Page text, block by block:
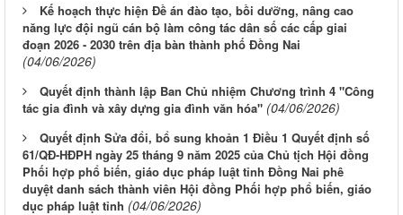
Kế hoạch thực hiện Đề án đào tạo, bồi dưỡng, nâng cao
năng lực đội ngũ cán bộ làm công tác dân số các cấp giai
đoạn 2026 - 2030 trên địa bàn thành phố Đồng Nai
(04/06/2026)
Quyết định thành lập Ban Chủ nhiệm Chương trình 4 "Công
tác gia đình và xây dựng gia đình văn hóa" (04/06/2026)
Quyết định Sửa đổi, bổ sung khoản 1 Điều 1 Quyết định số
61/QĐ-HĐPH ngày 25 tháng 9 năm 2025 của Chủ tịch Hội đồng
Phối hợp phổ biến, giáo dục pháp luật tỉnh Đồng Nai phê
duyệt danh sách thành viên Hội đồng Phối hợp phổ biến, giáo
dục pháp luật tỉnh (04/06/2026)